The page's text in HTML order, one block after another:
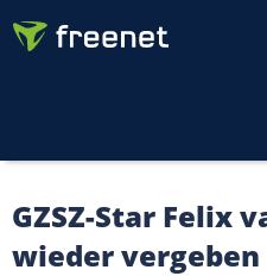
GZSZ-Star Felix
wieder vergeben